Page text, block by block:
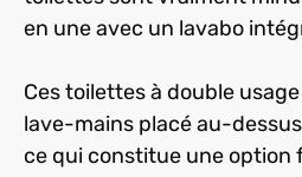
en une avec un lavabo
Ces toilettes à double
lave-mains placé au-dessus
ce qui constitue une option